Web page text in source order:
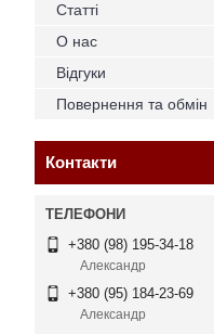
Статті
О нас
Відгуки
Повернення та обмін
Контакти
+380 (98) 195-34-18
Александр
+380 (95) 184-23-69
Александр